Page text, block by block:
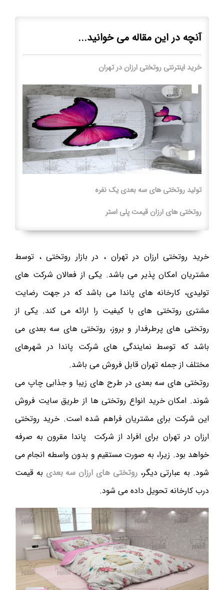
آنچه در این مقاله می خوانید...
خرید اینترنتی روتختی ارزان در تهران
تولید روتختی های سه بعدی یک نفره
روتختی های ارزان قیمت پلی استر
خرید روتختی ارزان در تهران ، در بازار روتختی ، توسط
مشتریان امکان پذیر می باشد. یکی از فعالان شرکت های
تولیدی، کارخانه های پاندا می باشد که در جهت رضایت
مشتری روتختی های با کیفیت را ارائه می کند. یکی از
روتختی های پرطرفدار و بروز، روتختی های سه بعدی می
باشد که توسط نمایندگی های شرکت پاندا در شهرهای
مختلف از جمله تهران قابل فروش می باشد.
روتختی های سه بعدی در طرح های زیبا و جذابی چاپ می
شوند. امکان خرید انواع روتختی ها از طریق سایت فروش
این شرکت برای مشتریان فراهم شده است. خرید روتختی
ارزان در تهران برای افراد از شرکت ‌ پاندا مقرون به صرفه
خواهد بود. زیرا، به صورت مستقیم و بدون واسطه انجام می
شود. به عبارتی دیگر،روتختی های ارزان سه بعدی به قیمت
درب کارخانه تحویل داده می شود.